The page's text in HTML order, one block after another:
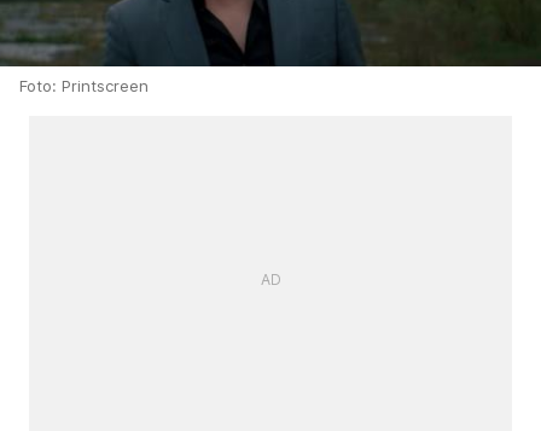
Foto: Printscreen